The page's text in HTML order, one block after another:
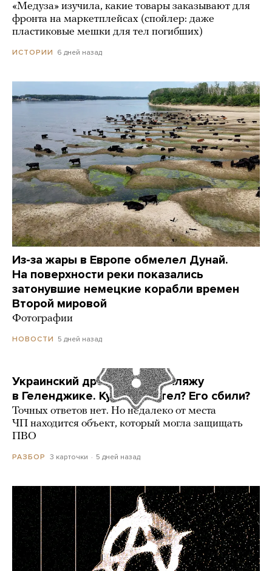
«Медуза» изучила, какие товары заказывают для
фронта на маркетплейсах (спойлер: даже
пластиковые мешки для тел погибших)
ИСТОРИИ 6 дней назад
Из-за жары в Европе обмелел Дунай.
На поверхности реки показались
затонувшие немецкие корабли времен
Второй мировой
Фотографии
НОВОСТИ 5 дней назад
Украинский дрон попал по пляжу
в Геленджике. Куда он летел? Его сбили?
Точных ответов нет. Но недалеко от места
ЧП находится объект, который могла защищать
ПВО
РАЗБОР 3 карточки 5 дней назад